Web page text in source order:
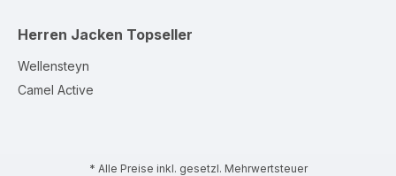
Herren Jacken Topseller
Wellensteyn
Camel Active
* Alle Preise inkl. gesetzl. Mehrwertsteuer